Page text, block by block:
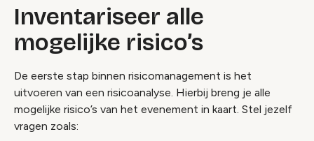
Inventariseer alle
mogelijke risico’s
De eerste stap binnen risicomanagement is het
uitvoeren van een risicoanalyse. Hierbij breng je alle
mogelijke risico’s van het evenement in kaart. Stel jezelf
vragen zoals: